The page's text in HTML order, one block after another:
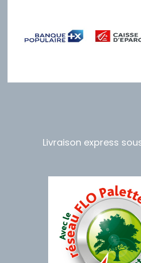
Livraison express